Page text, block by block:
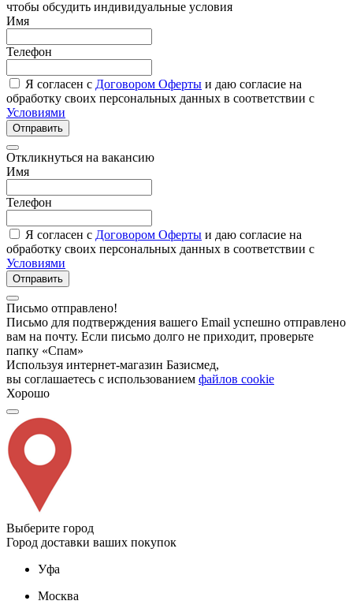
чтобы обсудить индивидуальные условия
Имя
Телефон
Я согласен с Договором Оферты и даю согласие на
обработку своих персональных данных в соответствии с
Условиями
Отправить
Откликнуться на вакансию
Имя
Телефон
Я согласен с Договором Оферты и даю согласие на
обработку своих персональных данных в соответствии с
Условиями
Отправить
Письмо отправлено!
Письмо для подтверждения вашего Email успешно отправлено
вам на почту. Если письмо долго не приходит, проверьте
папку «Спам»
Используя интернет-магазин Базисмед,
вы соглашаетесь с использованием файлов cookie
Хорошо
Выберите город
Город доставки ваших покупок
Уфа
Москва